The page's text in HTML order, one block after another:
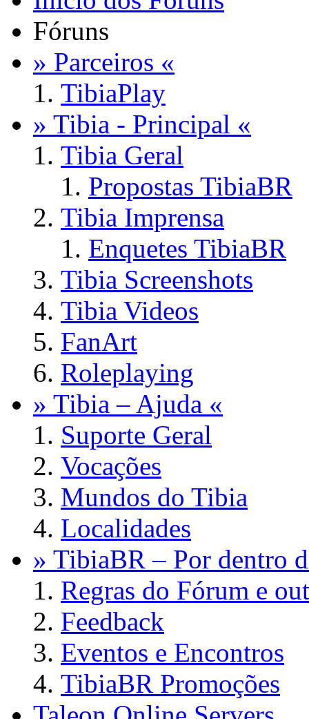
Fóruns
» Parceiros «
TibiaPlay
» Tibia - Principal «
Tibia Geral
Propostas TibiaBR
Tibia Imprensa
Enquetes TibiaBR
Tibia Screenshots
Tibia Videos
FanArt
Roleplaying
» Tibia – Ajuda «
Suporte Geral
Vocações
Mundos do Tibia
Localidades
» TibiaBR – Por dentro
Regras do Fórum e
Feedback
Eventos e Encontros
TibiaBR Promoções